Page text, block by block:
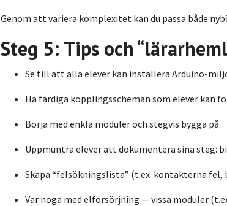
Genom att variera komplexitet kan du passa både
Steg 5: Tips och
Se till att alla elever kan installera Arduino-
Ha färdiga kopplingsscheman som elever kan
Börja med enkla moduler och stegvis bygga på
Uppmuntra elever att dokumentera sina steg:
Skapa “felsökningslista” (t.ex. kontakterna
Var noga med elförsörjning — vissa moduler